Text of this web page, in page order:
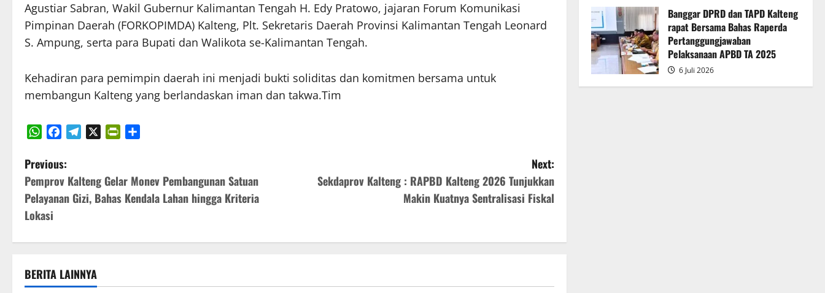
Agustiar Sabran, Wakil Gubernur Kalimantan Tengah H. Edy Pratowo, jajaran Forum Komunikasi
Pimpinan Daerah (FORKOPIMDA) Kalteng, Plt. Sekretaris Daerah Provinsi Kalimantan Tengah Leonard
S. Ampung, serta para Bupati dan Walikota se-Kalimantan Tengah.
Kehadiran para pemimpin daerah ini menjadi bukti soliditas dan komitmen bersama untuk
membangun Kalteng yang berlandaskan iman dan takwa.Tim
P
o
s
t
n
Previous:
Pemprov Kalteng Gelar Monev Pembangunan Satuan
Pelayanan Gizi, Bahas Kendala Lahan hingga Kriteria
Lokasi
Next:
Sekdaprov Kalteng : RAPBD Kalteng 2026 Tunjukkan
Makin Kuatnya Sentralisasi Fiskal
BERITA LAINNYA
Banggar DPRD dan TAPD Kalteng
rapat Bersama Bahas Raperda
Pertanggungjawaban
Pelaksanaan APBD TA 2025
6 Juli 2026